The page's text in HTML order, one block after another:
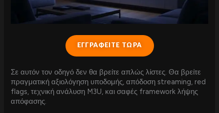
ΕΓΓΡΑΦΕΙΤΕ ΤΩΡΑ
Σε αυτόν τον οδηγό δεν θα βρείτε απλώς λίστες. Θα βρείτε
πραγματική αξιολόγηση υποδομής, απόδοση streaming, red
flags, τεχνική ανάλυση M3U, και σαφές framework λήψης
απόφασης.